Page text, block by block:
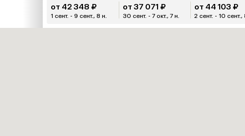
от 42 348 ₽
1 сент. - 9 сент., 8 н.
от 37 071 ₽
30 сент. - 7 окт., 7 н.
от 44 103 ₽
2 сент. - 10 сент.,